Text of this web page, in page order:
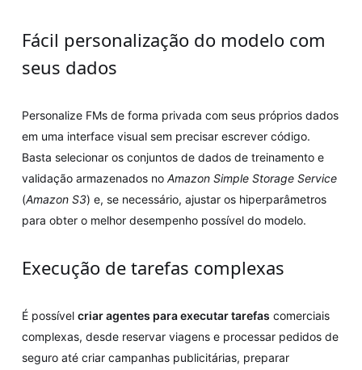
Fácil personalização do modelo com
seus dados
Personalize FMs de forma privada com seus próprios dados
em uma interface visual sem precisar escrever código.
Basta selecionar os conjuntos de dados de treinamento e
validação armazenados no Amazon Simple Storage Service
(Amazon S3) e, se necessário, ajustar os hiperparâmetros
para obter o melhor desempenho possível do modelo.
Execução de tarefas complexas
É possível criar agentes para executar tarefas comerciais
complexas, desde reservar viagens e processar pedidos de
seguro até criar campanhas publicitárias, preparar